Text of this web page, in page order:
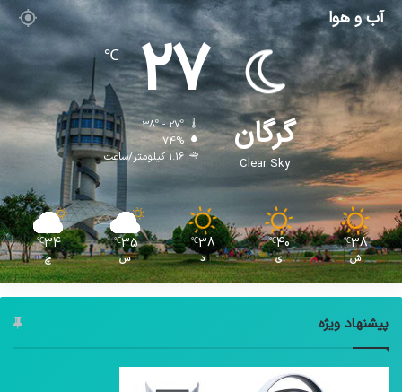
آب و هوا
گرگان
Clear Sky
27
℃
38º - 27º
74%
1.16 کیلومتر/ساعت
38
℃
ش
40
℃
ی
38
℃
د
35
℃
س
34
℃
چ
پیشنهاد ویژه